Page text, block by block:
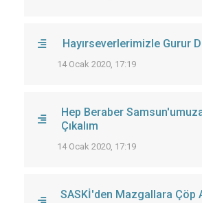
Hayırseverlerimizle Gurur
14 Ocak 2020, 17:19
Hep Beraber
Çıkalım
14 Ocak 2020, 17:19
SASKİ'den Mazgallara Çöp